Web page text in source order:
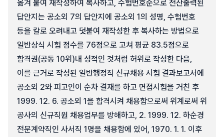
옮겨 붙여 재작성하여 복사하고, 수험번호순으로 전산출력된
답안지는 공소외 7의 답안지에 공소외 1의 성명, 수험번호
등을 칼로 오려내고 덧붙여 재작성한 후 복사하는 방법으로
일반상식 시험 점수를 76점으로 고쳐 평균 83.5점으로
합격권(공동 10위)내 성적인 것처럼 허위로 작성한 다음,
이를 근거로 작성된 일반행정직 신규채용 시험 결과보고서에
공소외 2와 피고인이 순차 결재를 하고 면접시험을 거친 후
1999. 12. 6. 공소외 1을 합격시켜 채용함으로써 위계로써 위
공사의 신규직원 채용업무를 방해하고, 2. 1999. 12. 하순경
전문계약직인 사서직 1명을 채용함에 있어, 1970. 1. 1. 이후